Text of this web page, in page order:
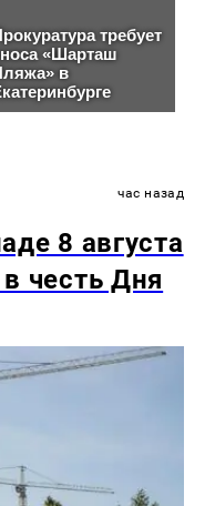
час назад
8 августа
честь Дня